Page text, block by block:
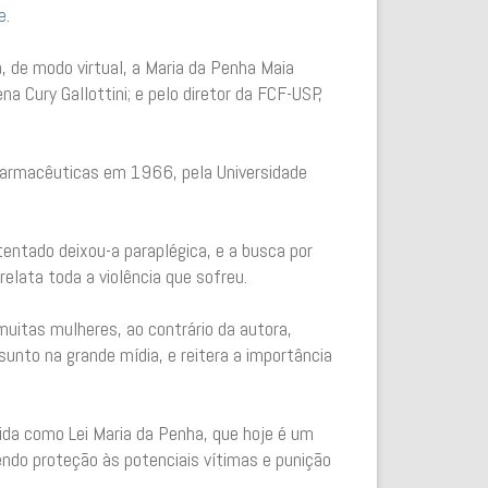
.
modo virtual, a Maria da Penha Maia
Cury Gallottini; e pelo diretor da FCF-USP,
em 1966, pela Universidade
deixou-a paraplégica, e a busca por
toda a violência que sofreu.
mulheres, ao contrário da autora,
na grande mídia, e reitera a importância
como Lei Maria da Penha, que hoje é um
proteção às potenciais vítimas e punição